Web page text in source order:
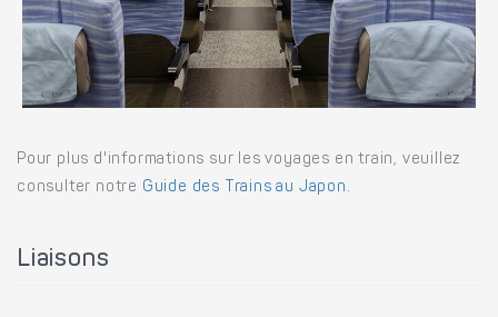
Pour plus d'informations sur les voyages en train, veuillez
consulter notre Guide des Trains au Japon .
Liaisons